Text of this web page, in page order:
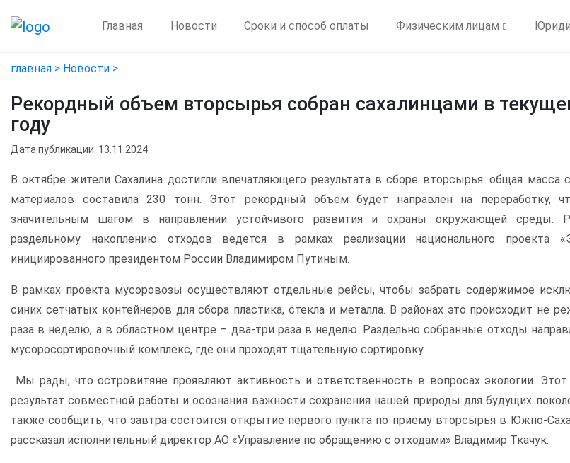
Главная Новости Сроки и способ оплаты Физическим лицам
главная > Новости >
Рекордный объем вторсырья собран сахалинцами в
году
Дата публикации: 13.11.2024
В октябре жители Сахалина достигли впечатляющего результата в сборе вторсырья: общая масса
материалов составила 230 тонн. Этот рекордный объем будет направлен на переработку,
значительным шагом в направлении устойчивого развития и охраны окружающей среды.
раздельному накоплению отходов ведется в рамках реализации национального проекта
инициированного президентом России Владимиром Путиным.
В рамках проекта мусоровозы осуществляют отдельные рейсы, чтобы забрать содержимое
синих сетчатых контейнеров для сбора пластика, стекла и металла. В районах это происходит не
раза в неделю, а в областном центре – два-три раза в неделю. Раздельно собранные отходы
мусоросортировочный комплекс, где они проходят тщательную сортировку.
Мы рады, что островитяне проявляют активность и ответственность в вопросах экологии.
результат совместной работы и осознания важности сохранения нашей природы для будущих
также сообщить, что завтра состоится открытие первого пункта по приему вторсырья в Южно-
рассказал исполнительный директор АО «Управление по обращению с отходами» Владимир Ткачук.